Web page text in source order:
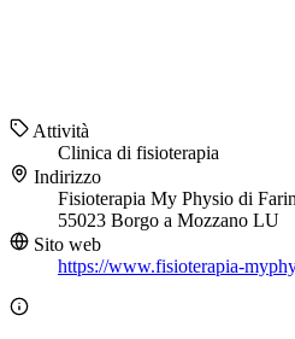
Attività
Clinica di fisioterapia
Indirizzo
Fisioterapia My Physio di
55023 Borgo a Mozzano LU
Sito web
https://www.fisioterapia-